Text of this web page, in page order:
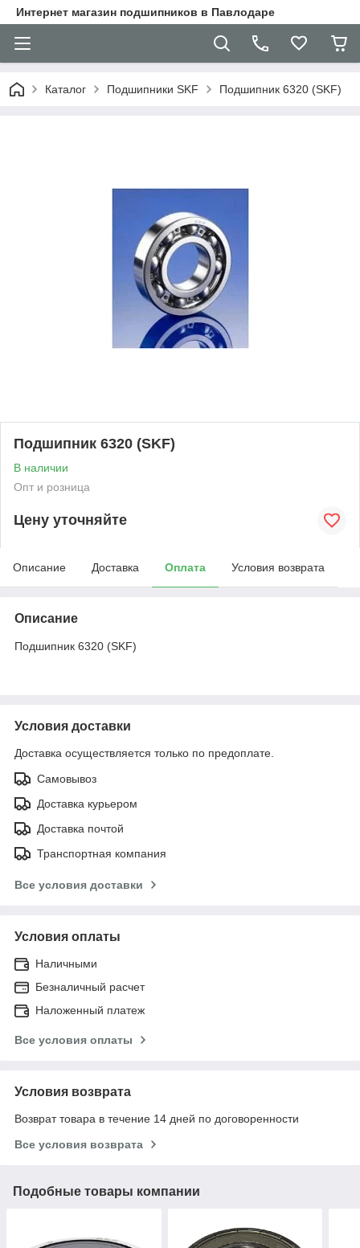
Интернет магазин подшипников в Павлодаре
Каталог Подшипники SKF Подшипник 6320 (SKF)
Подшипник 6320 (SKF)
В наличии
Опт и розница
Цену уточняйте
Описание Доставка Оплата Условия возврата
Описание
Подшипник 6320 (SKF)
Условия доставки
Доставка осуществляется только по предоплате.
Самовывоз
Доставка курьером
Доставка почтой
Транспортная компания
Все условия доставки
Условия оплаты
Наличными
Безналичный расчет
Наложенный платеж
Все условия оплаты
Условия возврата
Возврат товара в течение 14 дней по договоренности
Все условия возврата
Подобные товары компании